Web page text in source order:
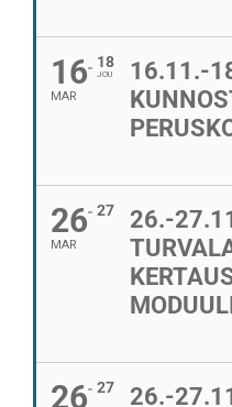
16
MAR
18
JOU
16.11.-
26
MAR
27
26.-
26 27 26.-